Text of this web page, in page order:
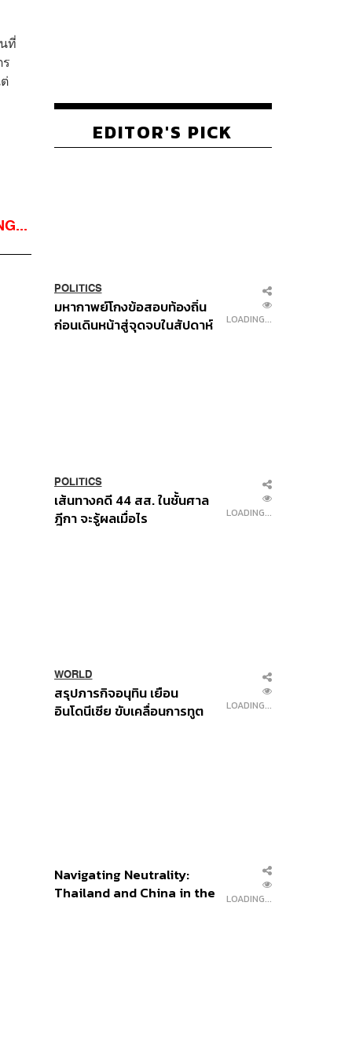
ที่
EDITOR'S PICK
POLITICS
มหากาพย์โกงข้อสอบท้องถิ่น
ก่อนเดินหน้าสู่จุดจบในสัปดาห์
LOADING...
POLITICS
เส้นทางคดี 44 สส. ในชั้นศาล
ฎีกา จะรู้ผลเมื่อไร
LOADING...
WORLD
สรุปภารกิจอนุทิน เยือน
อินโดนีเซีย ขับเคลื่อนการทูต
LOADING...
Navigating Neutrality:
Thailand and China in the
LOADING...